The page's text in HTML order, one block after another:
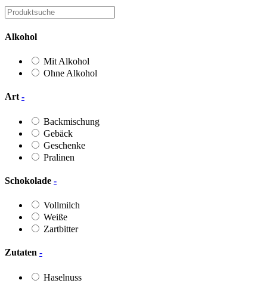
Alkohol
Mit Alkohol
Ohne Alkohol
Art -
Backmischung
Gebäck
Geschenke
Pralinen
Schokolade -
Vollmilch
Weiße
Zartbitter
Zutaten -
Haselnuss